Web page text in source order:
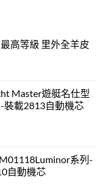
高等級 里外全羊皮
Master遊艇名仕型
裝載2813自動機芯
系列-
自動機芯